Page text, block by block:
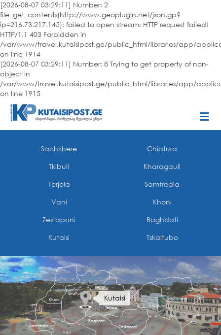
[2026-08-07 03:29:11] Number: 2
file_get_contents(http://www.geoplugin.net/json.gp?
ip=216.73.217.145): failed to open stream: HTTP request failed!
HTTP/1.1 403 Forbidden in
/var/www/travel.kutaisipost.ge/public_html/libraries/app/
on line 1914
[2026-08-07 03:29:11] Number: 8 Trying to get property of non-
object in
/var/www/travel.kutaisipost.ge/public_html/libraries/app/
on line 1915
Sachkhere Chiatura
Tkibuli Kharagauli
Terjola Samtredia
Vani Khoni
Zestaponi Baghdati
Kutaisi Tskaltubo
Zestaponi
Baghdati
Vani
Terjola
Sachkhere
Chiatura
Samtredia
Tkibuli
Tskaltubo
Khoni Kutaisi